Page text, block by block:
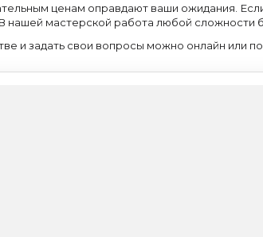
ценам оправдают ваши ожидания.
нашей мастерской работа любой сложности
и задать свои вопросы можно онлайн или